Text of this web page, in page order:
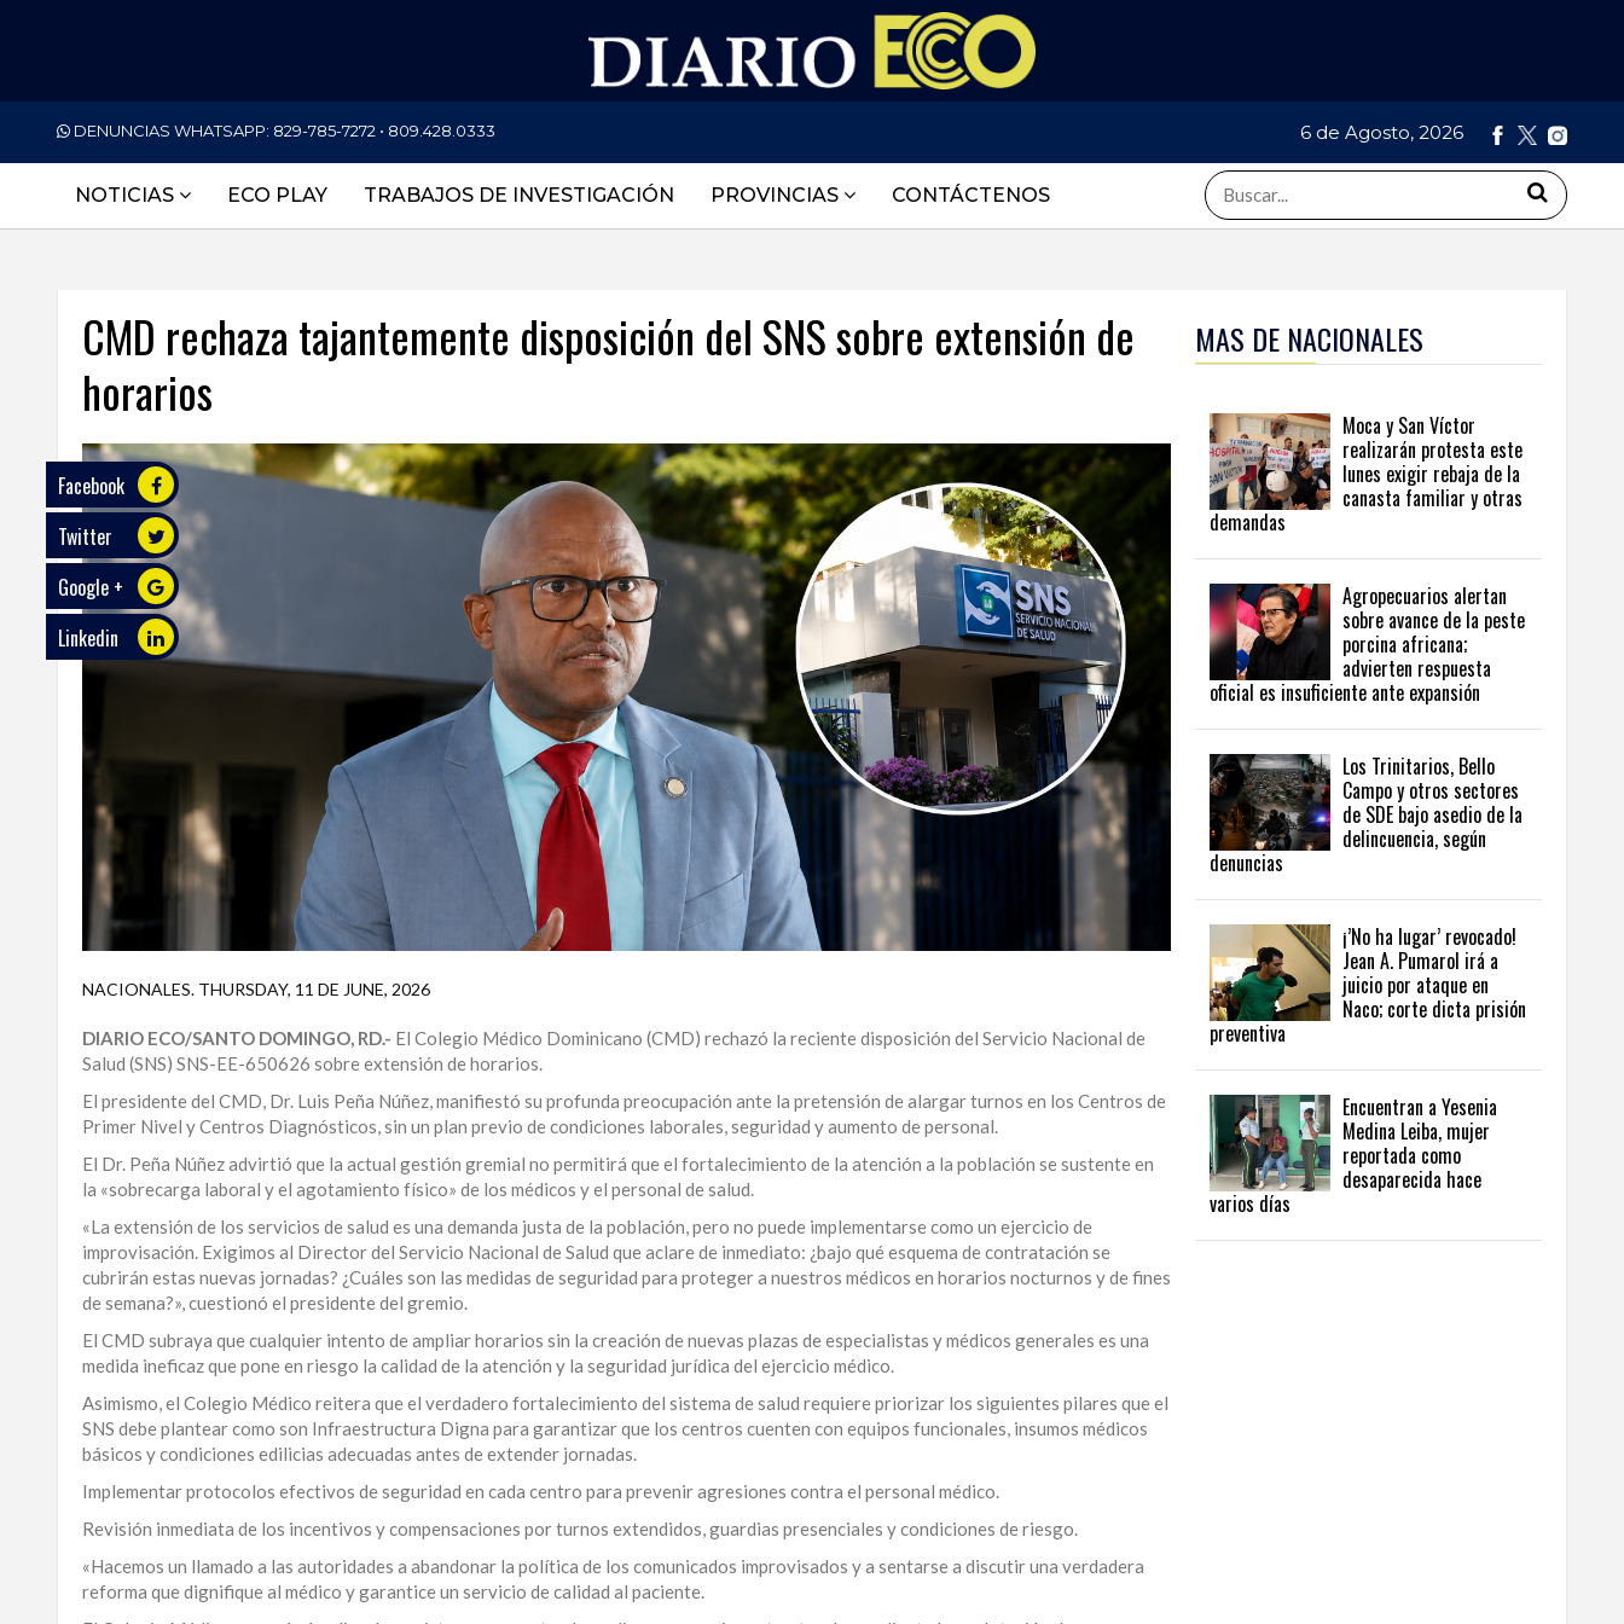
DENUNCIAS WHATSAPP: 829-785-7272 • 809.428.0333 6 de Agosto, 2026
NOTICIAS ECO PLAY TRABAJOS DE INVESTIGACIÓN PROVINCIAS CONTÁCTENOS
NACIONALES
ECONOMÍA
DEPORTES
SALUD
TECNOLOGÍA
ECO
PLAY
TRABAJOS
PROVINCIAS
DISTRITO
NACIONAL
DOMINGO
SANTIAGO
JUAN
ALTAGRACIA
PUERTO
PLATA
CONTÁCTENOS
CMD rechaza tajantemente disposición del SNS sobre extensión de
horarios
Facebook
Twitter
Google +
Linkedin
NACIONALES. THURSDAY, 11 DE JUNE, 2026
DIARIO ECO/SANTO DOMINGO, RD.- El Colegio Médico Dominicano (CMD) rechazó la reciente disposición del Servicio Nacional de
Salud (SNS) SNS-EE-650626 sobre extensión de horarios.
El presidente del CMD, Dr. Luis Peña Núñez, manifiestó su profunda preocupación ante la pretensión de alargar turnos en los Centros de
Primer Nivel y Centros Diagnósticos, sin un plan previo de condiciones laborales, seguridad y aumento de personal.
El Dr. Peña Núñez advirtió que la actual gestión gremial no permitirá que el fortalecimiento de la atención a la población se sustente en
la «sobrecarga laboral y el agotamiento físico» de los médicos y el personal de salud.
«La extensión de los servicios de salud es una demanda justa de la población, pero no puede implementarse como un ejercicio de
improvisación. Exigimos al Director del Servicio Nacional de Salud que aclare de inmediato: ¿bajo qué esquema de contratación se
cubrirán estas nuevas jornadas? ¿Cuáles son las medidas de seguridad para proteger a nuestros médicos en horarios nocturnos y de fines
de semana?», cuestionó el presidente del gremio.
El CMD subraya que cualquier intento de ampliar horarios sin la creación de nuevas plazas de especialistas y médicos generales es una
medida ineficaz que pone en riesgo la calidad de la atención y la seguridad jurídica del ejercicio médico.
Asimismo, el Colegio Médico reitera que el verdadero fortalecimiento del sistema de salud requiere priorizar los siguientes pilares que el
SNS debe plantear como son Infraestructura Digna para garantizar que los centros cuenten con equipos funcionales, insumos médicos
básicos y condiciones edilicias adecuadas antes de extender jornadas.
Implementar protocolos efectivos de seguridad en cada centro para prevenir agresiones contra el personal médico.
Revisión inmediata de los incentivos y compensaciones por turnos extendidos, guardias presenciales y condiciones de riesgo.
«Hacemos un llamado a las autoridades a abandonar la política de los comunicados improvisados y a sentarse a discutir una verdadera
reforma que dignifique al médico y garantice un servicio de calidad al paciente.
MAS DE NACIONALES
Moca y San Víctor
realizarán protesta este
lunes exigir rebaja de la
canasta familiar y otras
demandas
Agropecuarios alertan
sobre avance de la peste
porcina africana;
advierten respuesta
oficial es insuficiente ante expansión
Los Trinitarios, Bello
Campo y otros sectores
de SDE bajo asedio de la
delincuencia, según
denuncias
¡’No ha lugar’ revocado!
Jean A. Pumarol irá a
juicio por ataque en
Naco; corte dicta prisión
preventiva
Encuentran a Yesenia
Medina Leiba, mujer
reportada como
desaparecida hace
varios días